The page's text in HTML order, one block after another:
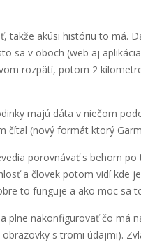
takže akúsi históriu to má.
sa v oboch (web aj
rozpätí, potom 2
majú dáta v niečom
čítal (nový formát ktorý
porovnávať s behom
a človek potom vidí kde
to funguje a ako moc sa
plne nakonfigurovať čo má
s tromi údajmi).